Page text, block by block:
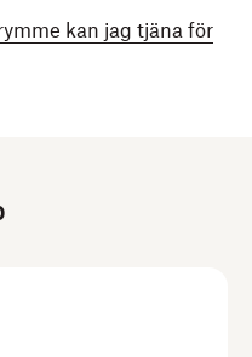
kan jag tjäna för